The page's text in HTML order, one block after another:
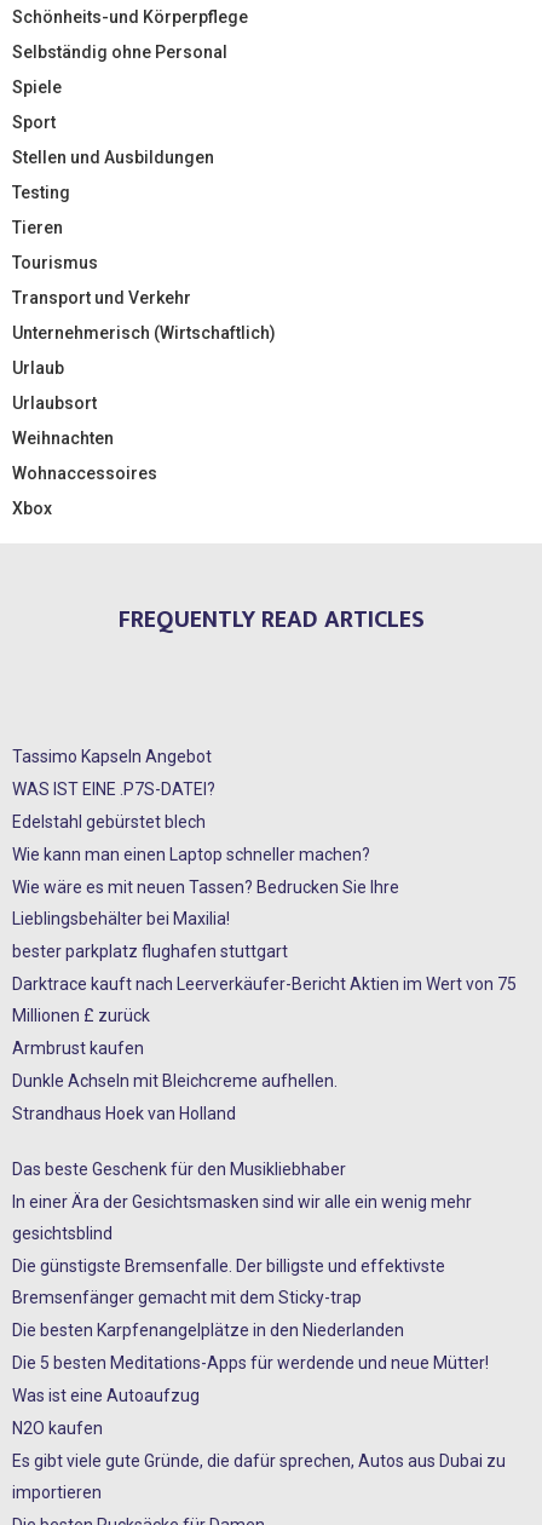
Schönheits-und Körperpflege
Selbständig ohne Personal
Spiele
Sport
Stellen und Ausbildungen
Testing
Tieren
Tourismus
Transport und Verkehr
Unternehmerisch (Wirtschaftlich)
Urlaub
Urlaubsort
Weihnachten
Wohnaccessoires
Xbox
FREQUENTLY READ ARTICLES
Tassimo Kapseln Angebot
WAS IST EINE .P7S-DATEI?
Edelstahl gebürstet blech
Wie kann man einen Laptop schneller machen?
Wie wäre es mit neuen Tassen? Bedrucken Sie Ihre
Lieblingsbehälter bei Maxilia!
bester parkplatz flughafen stuttgart
Darktrace kauft nach Leerverkäufer-Bericht Aktien im Wert von 75
Millionen £ zurück
Armbrust kaufen
Dunkle Achseln mit Bleichcreme aufhellen.
Strandhaus Hoek van Holland
Das beste Geschenk für den Musikliebhaber
In einer Ära der Gesichtsmasken sind wir alle ein wenig mehr
gesichtsblind
Die günstigste Bremsenfalle. Der billigste und effektivste
Bremsenfänger gemacht mit dem Sticky-trap
Die besten Karpfenangelplätze in den Niederlanden
Die 5 besten Meditations-Apps für werdende und neue Mütter!
Was ist eine Autoaufzug
N2O kaufen
Es gibt viele gute Gründe, die dafür sprechen, Autos aus Dubai zu
importieren